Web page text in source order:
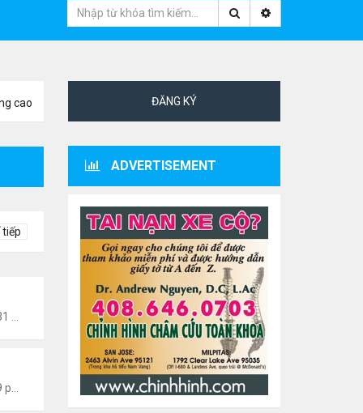
cao
tiếp
Văn Nghệ Hải Ngoại
Văn Nghệ Hải Ngoại
ĐĂNG KÝ
ADVERTISEMENT